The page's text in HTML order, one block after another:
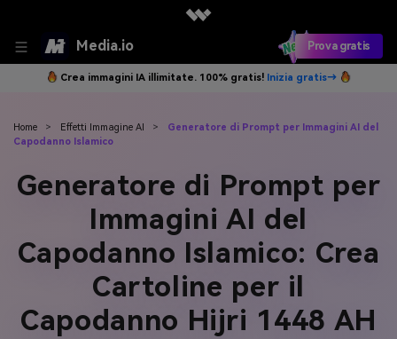
Media.io Prova gratis
Crea immagini IA illimitate. 100% gratis! Inizia gratis→
Home > Effetti Immagine AI >
Generatore di Prompt per Immagini AI del
Capodanno Islamico
Generatore di Prompt per
Immagini AI del
Capodanno Islamico: Crea
Cartoline per il
Capodanno Hijri 1448 AH